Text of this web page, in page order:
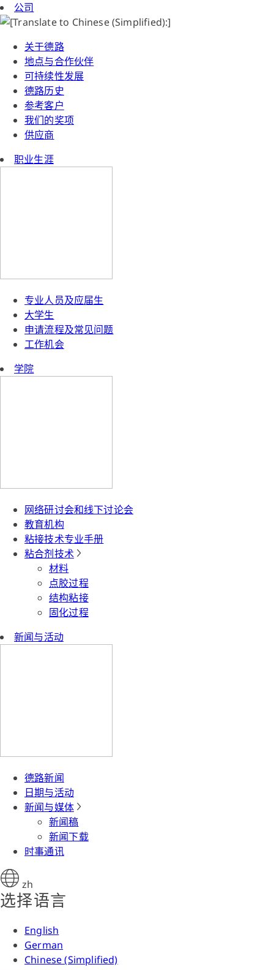
公司
关于德路
地点与合作伙伴
可持续性发展
德路历史
参考客户
我们的奖项
供应商
职业生涯
专业人员及应届生
大学生
申请流程及常见问题
工作机会
学院
网络研讨会和线下讨论会
教育机构
粘接技术专业手册
粘合剂技术
材料
点胶过程
结构粘接
固化过程
新闻与活动
德路新闻
日期与活动
新闻与媒体
新闻稿
新闻下载
时事通讯
zh
选择语言
English
German
Chinese (Simplified)